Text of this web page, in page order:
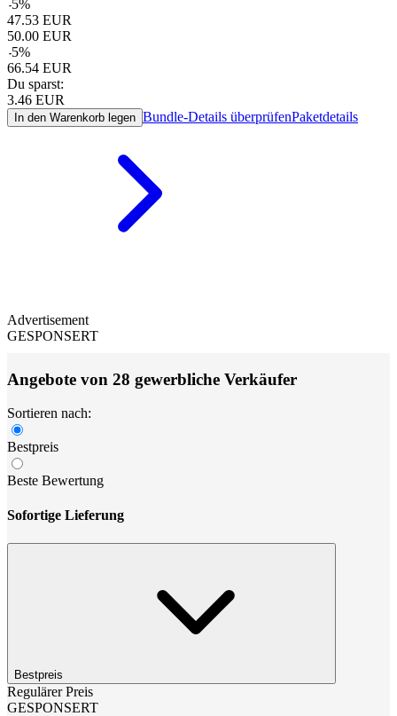
-5%
47.53 EUR
50.00 EUR
-5%
66.54 EUR
Du sparst:
3.46 EUR
In den Warenkorb legen Bundle-Details überprüfenPaketdetails
Advertisement
GESPONSERT
Angebote von 28 gewerbliche Verkäufer
Sortieren nach:
Bestpreis
Beste Bewertung
Sofortige Lieferung
Bestpreis
Regulärer Preis
GESPONSERT